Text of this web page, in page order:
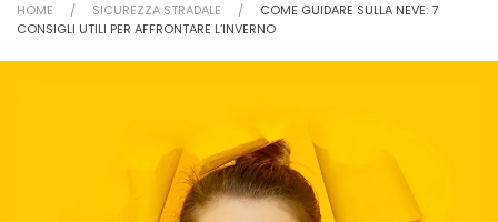
HOME SICUREZZA STRADALE
COME GUIDARE SULLA NEVE: 7
CONSIGLI UTILI PER AFFRONTARE L’INVERNO